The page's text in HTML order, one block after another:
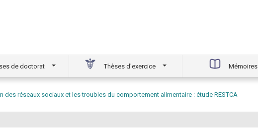
de doctorat Thèses d'exercice Mémoires
des réseaux sociaux et les troubles du comportement alimentaire : étude RESTCA